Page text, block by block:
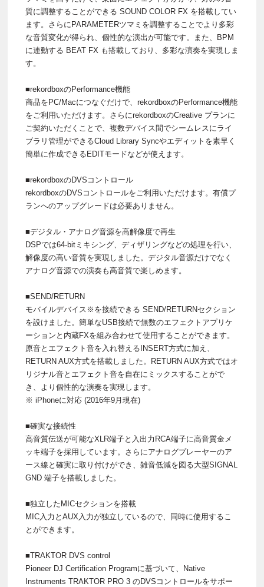
質に調整することができる SOUND COLOR FX を搭載してい
ます。さらにPARAMETERツマミを調整することでより多彩
な音質変化が得られ、個性的な演出が可能です。また、BPM
に連動する BEAT FX も搭載しており、多彩な演奏を実現しま
す。
■rekordboxのPerformance機能
商品をPC/Macにつなぐだけで、rekordboxのPerformance機能
をご利用いただけます。さらにrekordboxのCreative プランに
ご契約いただくことで、複数デバイス間でシームレスにライ
ブラリ管理ができるCloud Library Syncやエディットを素早く
簡単に作成できるEDITモードなどが使えます。
■rekordboxのDVSコントロール
rekordboxのDVSコントロールをご利用いただけます。有償プ
ランへのアップグレードは必要ありません。
■デジタル・アナログ音源を高解像度で再生
DSPでは64-bitミキシング、ディザリングなどの処理を行い、
解像度の高い音質を実現しました。デジタル音源だけでなく
アナログ音源での演奏も高音質で楽しめます。
■SEND/RETURN
モバイルデバイス※を接続できる SEND/RETURNセクション
を設けました。簡単なUSB接続で無数のエフェクトアプリケ
ーションと内蔵FXを組み合わせて使用することができます。
原音とエフェクト音を入れ替えるINSERT方式に加え、
RETURN AUX方式を搭載しました。RETURN AUX方式ではオ
リジナル音とエフェクト音を自在にミックスすることがで
き、より個性的な演奏を実現します。
※ iPhoneに対応 (2016年9月現在)
■確実な接続性
高音質伝送が可能なXLR端子と入出力RCA端子に高音質金メ
ッキ端子を採用しています。さらにアナログプレーヤーのア
ース線と確実に取り付けができ、雑音低減を図る大型SIGNAL
GND 端子を搭載しました。
■独立したMICセクションを搭載
MIC入力とAUX入力が独立しているので、同時に使用するこ
とができます。
■TRAKTOR DVS control
Pioneer DJ Certification Programに基づいて、Native
Instruments TRAKTOR PRO 3 のDVSコントロールをサポー